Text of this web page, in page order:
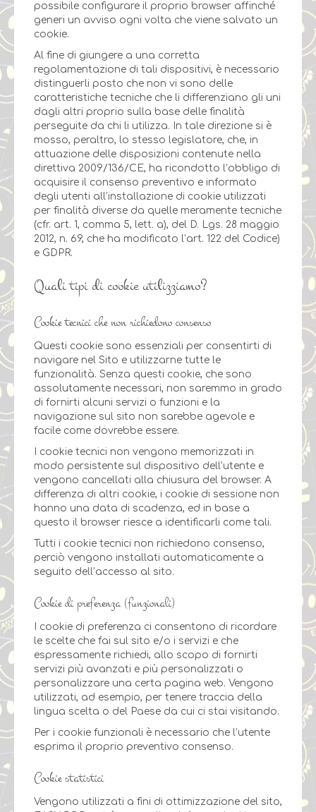
possibile configurare il proprio browser affinché
generi un avviso ogni volta che viene salvato un
cookie.
Al fine di giungere a una corretta
regolamentazione di tali dispositivi, è necessario
distinguerli posto che non vi sono delle
caratteristiche tecniche che li differenziano gli uni
dagli altri proprio sulla base delle finalità
perseguite da chi li utilizza. In tale direzione si è
mosso, peraltro, lo stesso legislatore, che, in
attuazione delle disposizioni contenute nella
direttiva 2009/136/CE, ha ricondotto l’obbligo di
acquisire il consenso preventivo e informato
degli utenti all’installazione di cookie utilizzati
per finalità diverse da quelle meramente tecniche
(cfr. art. 1, comma 5, lett. a), del D. Lgs. 28 maggio
2012, n. 69, che ha modificato l’art. 122 del Codice)
e GDPR.
Quali tipi di cookie utilizziamo?
Cookie tecnici che non richiedono consenso
Questi cookie sono essenziali per consentirti di
navigare nel Sito e utilizzarne tutte le
funzionalità. Senza questi cookie, che sono
assolutamente necessari, non saremmo in grado
di fornirti alcuni servizi o funzioni e la
navigazione sul sito non sarebbe agevole e
facile come dovrebbe essere.
I cookie tecnici non vengono memorizzati in
modo persistente sul dispositivo dell’utente e
vengono cancellati alla chiusura del browser. A
differenza di altri cookie, i cookie di sessione non
hanno una data di scadenza, ed in base a
questo il browser riesce a identificarli come tali.
Tutti i cookie tecnici non richiedono consenso,
perciò vengono installati automaticamente a
seguito dell’accesso al sito.
Cookie di preferenza (funzionali)
I cookie di preferenza ci consentono di ricordare
le scelte che fai sul sito e/o i servizi e che
espressamente richiedi, allo scopo di fornirti
servizi più avanzati e più personalizzati o
personalizzare una certa pagina web. Vengono
utilizzati, ad esempio, per tenere traccia della
lingua scelta o del Paese da cui ci stai visitando.
Per i cookie funzionali è necessario che l’utente
esprima il proprio preventivo consenso.
Cookie statistici
Vengono utilizzati a fini di ottimizzazione del sito,